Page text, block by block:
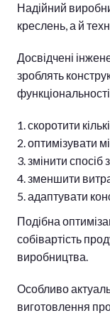
Надійний
креслень, а й
Досвідчені
зроблять
скоротити
оптимізувати
змінити спосіб
зменшити
адаптувати
Подібна
собівартість
виробництва.
Особливо
виготовлення